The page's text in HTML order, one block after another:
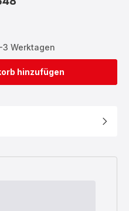
Werktagen
hinzufügen